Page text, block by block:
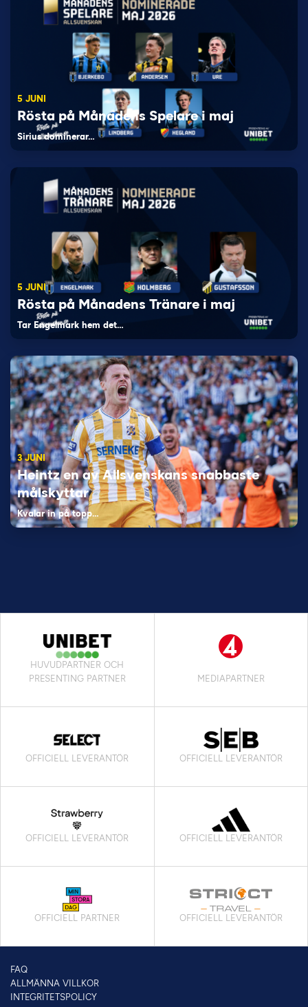
5 JUNI
Rösta på Månadens Spelare i maj
Sirius dominerar…
5 JUNI
Rösta på Månadens Tränare i maj
Tar Engelmark hem det…
3 JUNI
Heintz en av Allsvenskans snabbaste
målskyttar
Kvalar in på topp…
HUVUDPARTNER OCH
PRESENTING PARTNER
MEDIAPARTNER
OFFICIELL LEVERANTÖR OFFICIELL LEVERANTÖR
OFFICIELL LEVERANTÖR OFFICIELL LEVERANTÖR
OFFICIELL PARTNER OFFICIELL LEVERANTÖR
FAQ
ALLMÄNNA VILLKOR
INTEGRITETSPOLICY